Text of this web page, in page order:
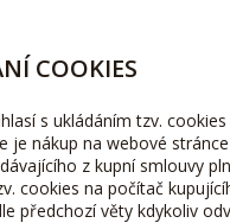
COOKIES
s ukládáním tzv.
je nákup na webové
z kupní smlouvy
cookies na počítač
předchozí věty kdykoliv